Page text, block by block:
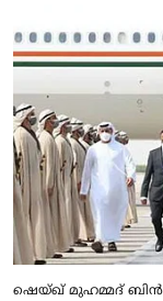
ഷെയ്ഖ് മുഹമ്മദ് ബിന്‍